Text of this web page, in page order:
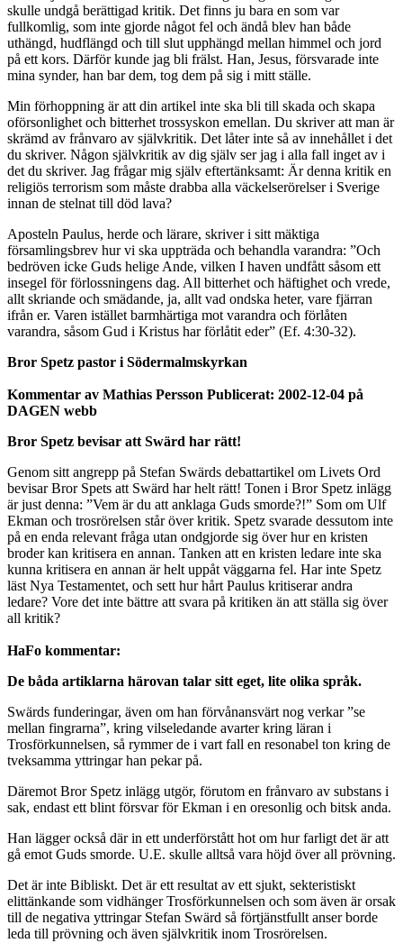
skulle undgå berättigad kritik. Det finns ju bara en som var
fullkomlig, som inte gjorde något fel och ändå blev han både
uthängd, hudflängd och till slut upphängd mellan himmel och jord
på ett kors. Därför kunde jag bli frälst. Han, Jesus, försvarade inte
mina synder, han bar dem, tog dem på sig i mitt ställe.
Min förhoppning är att din artikel inte ska bli till skada och skapa
oförsonlighet och bitterhet trossyskon emellan. Du skriver att man är
skrämd av frånvaro av självkritik. Det låter inte så av innehållet i det
du skriver. Någon självkritik av dig själv ser jag i alla fall inget av i
det du skriver. Jag frågar mig själv eftertänksamt: Är denna kritik en
religiös terrorism som måste drabba alla väckelserörelser i Sverige
innan de stelnat till död lava?
Aposteln Paulus, herde och lärare, skriver i sitt mäktiga
församlingsbrev hur vi ska uppträda och behandla varandra: ”Och
bedröven icke Guds helige Ande, vilken I haven undfått såsom ett
insegel för förlossningens dag. All bitterhet och häftighet och vrede,
allt skriande och smädande, ja, allt vad ondska heter, vare fjärran
ifrån er. Varen istället barmhärtiga mot varandra och förlåten
varandra, såsom Gud i Kristus har förlåtit eder” (Ef. 4:30-32).
Bror Spetz pastor i Södermalmskyrkan
Kommentar av Mathias Persson Publicerat: 2002-12-04 på
DAGEN webb
Bror Spetz bevisar att Swärd har rätt!
Genom sitt angrepp på Stefan Swärds debattartikel om Livets Ord
bevisar Bror Spets att Swärd har helt rätt! Tonen i Bror Spetz inlägg
är just denna: ”Vem är du att anklaga Guds smorde?!” Som om Ulf
Ekman och trosrörelsen står över kritik. Spetz svarade dessutom inte
på en enda relevant fråga utan ondgjorde sig över hur en kristen
broder kan kritisera en annan. Tanken att en kristen ledare inte ska
kunna kritisera en annan är helt uppåt väggarna fel. Har inte Spetz
läst Nya Testamentet, och sett hur hårt Paulus kritiserar andra
ledare? Vore det inte bättre att svara på kritiken än att ställa sig över
all kritik?
HaFo kommentar:
De båda artiklarna härovan talar sitt eget, lite olika språk.
Swärds funderingar, även om han förvånansvärt nog verkar ”se
mellan fingrarna”, kring vilseledande avarter kring läran i
Trosförkunnelsen, så rymmer de i vart fall en resonabel ton kring de
tveksamma yttringar han pekar på.
Däremot Bror Spetz inlägg utgör, förutom en frånvaro av substans i
sak, endast ett blint försvar för Ekman i en oresonlig och bitsk anda.
Han lägger också där in ett underförstått hot om hur farligt det är att
gå emot Guds smorde. U.E. skulle alltså vara höjd över all prövning.
Det är inte Bibliskt. Det är ett resultat av ett sjukt, sekteristiskt
elittänkande som vidhänger Trosförkunnelsen och som även är orsak
till de negativa yttringar Stefan Swärd så förtjänstfullt anser borde
leda till prövning och även självkritik inom Trosrörelsen.